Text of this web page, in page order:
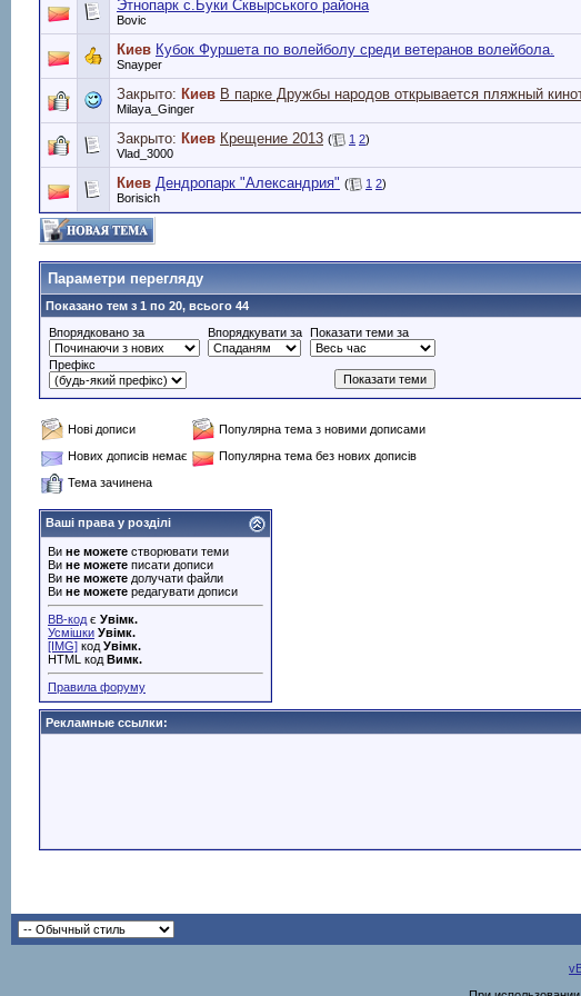
Этнопарк с.Буки Сквырського района
Bovic
Киев Кубок Фуршета по волейболу среди ветеранов волейбола.
Snayper
Закрыто: Киев В парке Дружбы народов открывается пляжный
Milaya_Ginger
Закрыто: Киев Крещение 2013 ( 1 2)
Vlad_3000
Киев Дендропарк "Александрия" ( 1 2)
Borisich
Параметри перегляду
Показано тем з 1 по 20, всього 44
Впорядковано за
Впорядкувати за Показати теми за
Префікс
Нові дописи
Популярна тема з новими дописами
Нових дописів немає
Популярна тема без нових дописів
Тема зачинена
Ваші права у розділі
Ви не можете створювати теми
Ви не можете писати дописи
Ви не можете долучати файли
Ви не можете редагувати дописи
BB-код є Увімк.
Усмішки Увімк.
[IMG] код Увімк.
HTML код Вимк.
Правила форуму
Рекламные ссылки: